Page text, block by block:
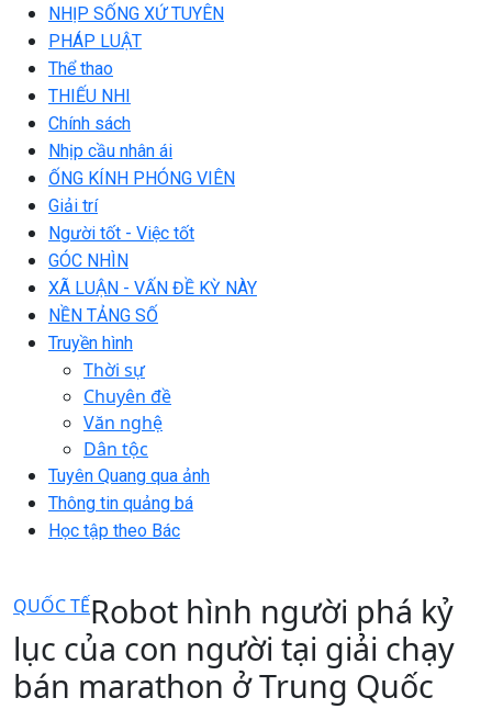
NHỊP SỐNG XỨ TUYÊN
PHÁP LUẬT
Thể thao
THIẾU NHI
Chính sách
Nhịp cầu nhân ái
ỐNG KÍNH PHÓNG VIÊN
Giải trí
Người tốt - Việc tốt
GÓC NHÌN
XÃ LUẬN - VẤN ĐỀ KỲ NÀY
NỀN TẢNG SỐ
Truyền hình
Thời sự
Chuyên đề
Văn nghệ
Dân tộc
Tuyên Quang qua ảnh
Thông tin quảng bá
Học tập theo Bác
QUỐC TẾRobot hình người phá kỷ
lục của con người tại giải chạy
bán marathon ở Trung Quốc